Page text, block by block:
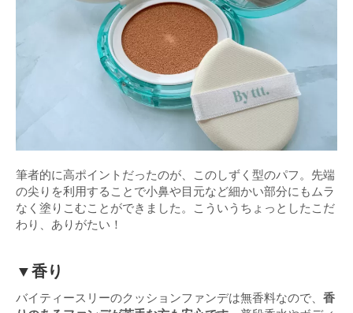
筆者的に高ポイントだったのが、このしずく型のパフ。先端
の尖りを利用することで小鼻や目元など細かい部分にもムラ
なく塗りこむことができました。こういうちょっとしたこだ
わり、ありがたい！
▼香り
バイティースリーのクッションファンデは無香料なので、 香